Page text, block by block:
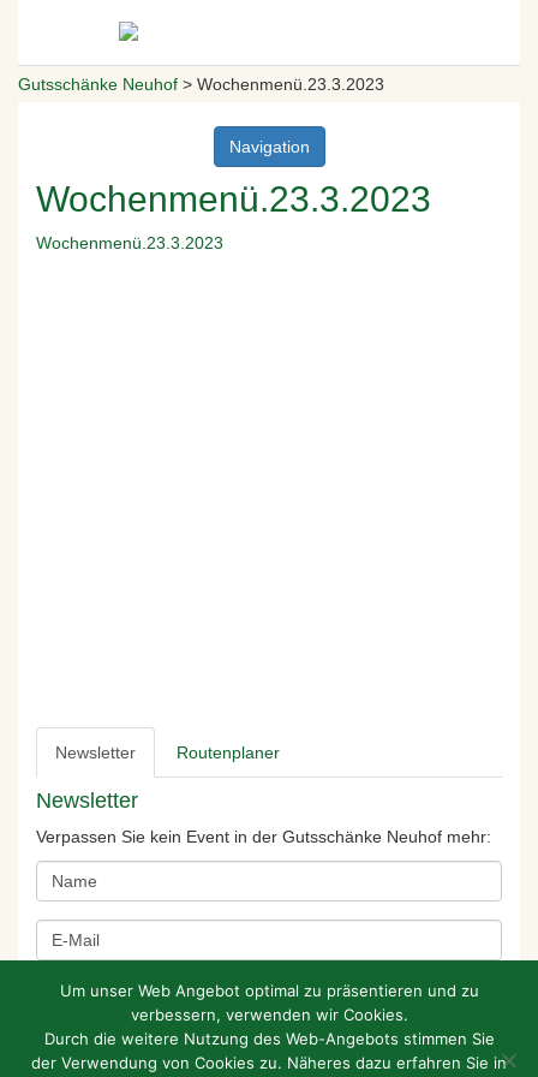
Gutsschänke Neuhof > Wochenmenü.23.3.2023
Navigation
Wochenmenü.23.3.2023
Wochenmenü.23.3.2023
Newsletter Routenplaner
Newsletter
Verpassen Sie kein Event in der Gutsschänke Neuhof mehr:
Um unser Web Angebot optimal zu präsentieren und zu
verbessern, verwenden wir Cookies.
Durch die weitere Nutzung des Web-Angebots stimmen Sie
der Verwendung von Cookies zu. Näheres dazu erfahren Sie in